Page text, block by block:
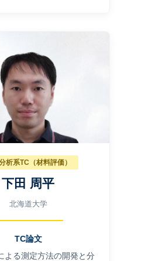
析系TC（材料評価）
下田 周平
北海道大学
TC論文
よる測定⽅法の開発と分